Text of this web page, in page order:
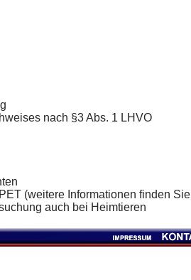
nach §3 Abs. 1 LHVO
(weitere Informationen finden Sie
auch bei Heimtieren